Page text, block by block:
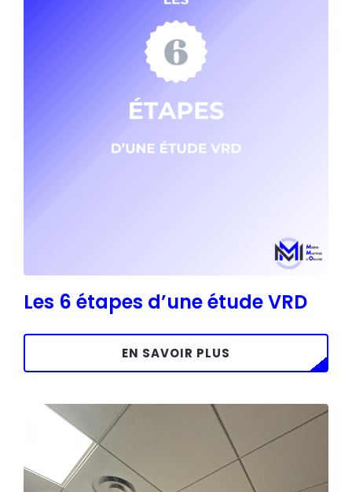
Les 6 étapes d’une étude VRD
EN SAVOIR PLUS